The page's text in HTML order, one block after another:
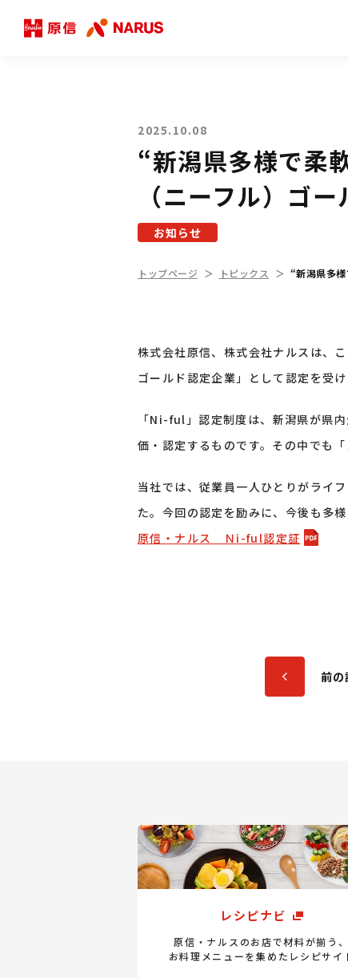
2025.10.08
“新潟県多様で柔
（ニーフル）ゴ
お知らせ
トップページ トピックス “新潟県多
株式会社原信、株式会社ナルスは、
ゴールド認定企業」として認定を受け
「Ni-ful」認定制度は、新潟県が県
価・認定するものです。その中でも
当社では、従業員一人ひとりがライ
た。今回の認定を励みに、今後も多
原信・ナルス Ｎi-ful認定証
前の
レシピナビ
原信・ナルスのお店で材料が揃う、
お料理メニューを集めたレシピサイ